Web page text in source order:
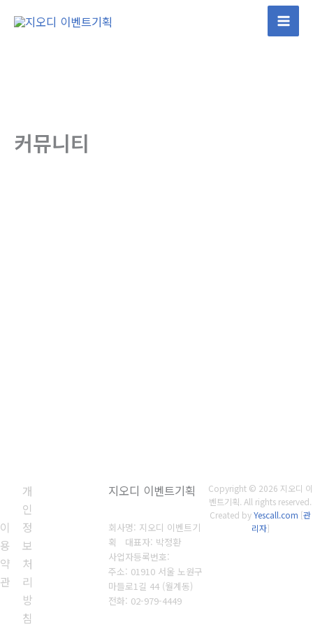
커뮤니티
이
용
약
관
개
인
정
보
처
리
방
침
지오디 이벤트기획
회사명: 지오디 이벤트기
획 대표자: 박정환
사업자등록번호:
주소: 01910 서울 노원구
마들로1길 44 (월계동)
전화: 02-979-4449
Copyright © 2026 지오디 이
벤트기획. All rights reserved.
Created byYescall.com [관
리자]